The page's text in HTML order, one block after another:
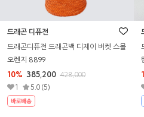
드래곤 디퓨전
드래곤디퓨전 드래곤백 디제이 버켓 스몰
오렌지 8899
10% 385,200 428,000
1
5.0 (5)